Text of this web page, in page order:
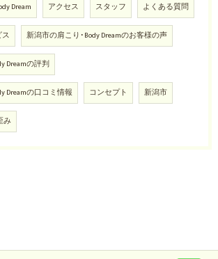
Dream アクセス スタッフ よくある質問
新潟市の肩こり･Body Dreamのお客様の声
Dreamの評判
Dreamの口コミ情報 コンセプト 新潟市
み